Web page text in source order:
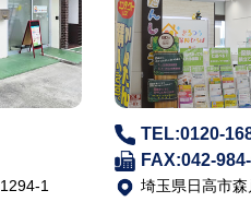
1
TEL:0120-
FAX:042-
埼玉県日高市